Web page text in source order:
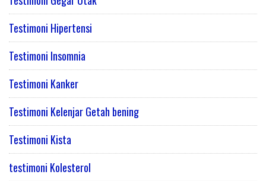
Testimoni Hipertensi
Testimoni Insomnia
Testimoni Kanker
Testimoni Kelenjar Getah bening
Testimoni Kista
testimoni Kolesterol